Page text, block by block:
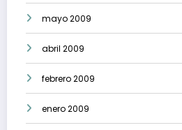
mayo 2009
abril 2009
febrero 2009
enero 2009